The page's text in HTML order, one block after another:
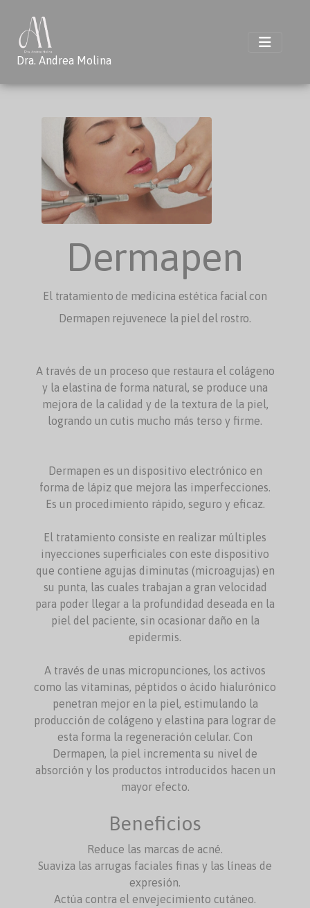
Dra. Andrea Molina
Dermapen
El tratamiento de medicina estética facial con
Dermapen rejuvenece la piel del rostro.
A través de un proceso que restaura el colágeno
y la elastina de forma natural, se produce una
mejora de la calidad y de la textura de la piel,
logrando un cutis mucho más terso y firme.
Dermapen es un dispositivo electrónico en
forma de lápiz que mejora las imperfecciones.
Es un procedimiento rápido, seguro y eficaz.
El tratamiento consiste en realizar múltiples
inyecciones superficiales con este dispositivo
que contiene agujas diminutas (microagujas) en
su punta, las cuales trabajan a gran velocidad
para poder llegar a la profundidad deseada en la
piel del paciente, sin ocasionar daño en la
epidermis.
A través de unas micropunciones, los activos
como las vitaminas, péptidos o ácido hialurónico
penetran mejor en la piel, estimulando la
producción de colágeno y elastina para lograr de
esta forma la regeneración celular. Con
Dermapen, la piel incrementa su nivel de
absorción y los productos introducidos hacen un
mayor efecto.
Beneficios
Reduce las marcas de acné.
Suaviza las arrugas faciales finas y las líneas de
expresión.
Actúa contra el envejecimiento cutáneo.